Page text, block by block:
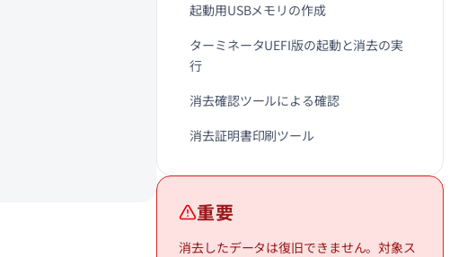
起動用USBメモリの作成
ターミネータUEFI版の起動と消去の実
行
消去確認ツールによる確認
消去証明書印刷ツール
重要
消去したデータは復旧できません。対象ス